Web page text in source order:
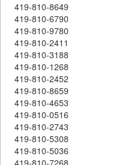
419-810-8649
419-810-6790
419-810-9780
419-810-2411
419-810-3188
419-810-1268
419-810-2452
419-810-8659
419-810-4653
419-810-0516
419-810-2743
419-810-5308
419-810-5036
419-810-7268